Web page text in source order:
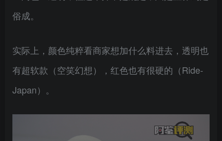
俗成。
实际上，颜色纯粹看商家想加什么料进去，透明也
有超软款（空笑幻想），红色也有很硬的（Ride-
Japan）。